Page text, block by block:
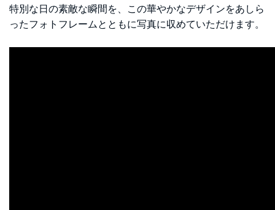
特別な日の素敵な瞬間を、この華やかなデザインをあしら
ったフォトフレームとともに写真に収めていただけます。